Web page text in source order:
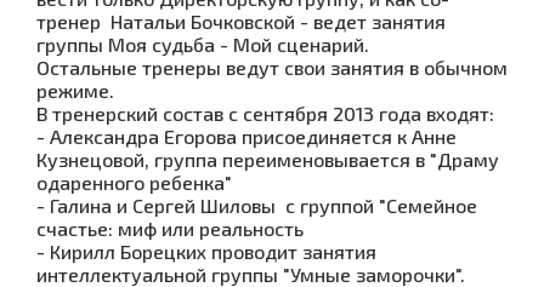
тренер Натальи Бочковской - ведет занятия
группы Моя судьба - Мой сценарий.
Остальные тренеры ведут свои занятия в обычном
режиме.
В тренерский состав с сентября 2013 года входят:
- Александра Егорова присоединяется к Анне
Кузнецовой, группа переименовывается в "Драму
одаренного ребенка"
- Галина и Сергей Шиловы с группой "Семейное
счастье: миф или реальность
- Кирилл Борецких проводит занятия
интеллектуальной группы "Умные заморочки".